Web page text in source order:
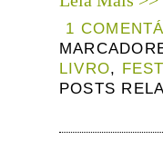
1
LIVRO,
POSTS